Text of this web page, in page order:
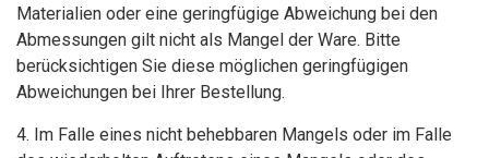
Materialien oder eine geringfügige Abweichung bei den
Abmessungen gilt nicht als Mangel der Ware. Bitte
berücksichtigen Sie diese möglichen geringfügigen
Abweichungen bei Ihrer Bestellung.
4. Im Falle eines nicht behebbaren Mangels oder im Falle